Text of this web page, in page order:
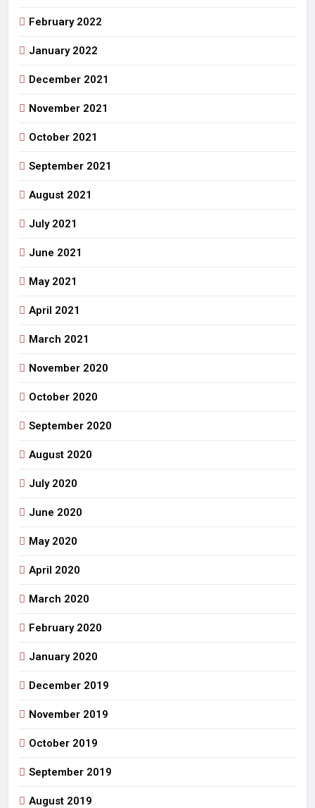
February 2022
January 2022
December 2021
November 2021
October 2021
September 2021
August 2021
July 2021
June 2021
May 2021
April 2021
March 2021
November 2020
October 2020
September 2020
August 2020
July 2020
June 2020
May 2020
April 2020
March 2020
February 2020
January 2020
December 2019
November 2019
October 2019
September 2019
August 2019